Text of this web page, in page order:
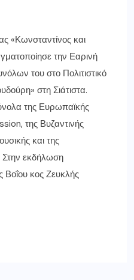
«Κωνσταντίνος και
την Εαρινή
του στο Πολιτιστικό
στη Σιάτιστα.
της Ευρωπαϊκής
της Βυζαντινής
και της
εκδήλωση
κος Ζευκλής